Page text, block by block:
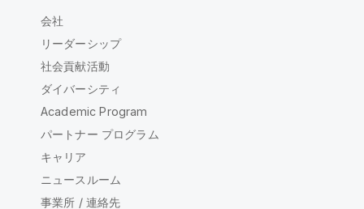
会社
リーダーシップ
社会貢献活動
ダイバーシティ
Academic Program
パートナー プログラム
キャリア
ニュースルーム
事業所 / 連絡先